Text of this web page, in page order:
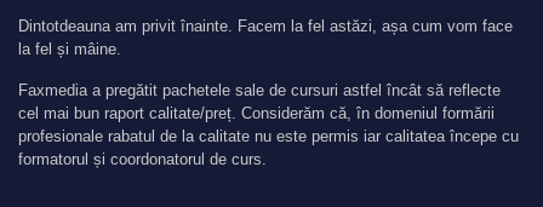
Dintotdeauna am privit înainte. Facem la fel astăzi, așa cum vom face
la fel și mâine.
Faxmedia a pregătit pachetele sale de cursuri astfel încât să reflecte
cel mai bun raport calitate/preț. Considerăm că, în domeniul formării
profesionale rabatul de la calitate nu este permis iar calitatea începe cu
formatorul și coordonatorul de curs.